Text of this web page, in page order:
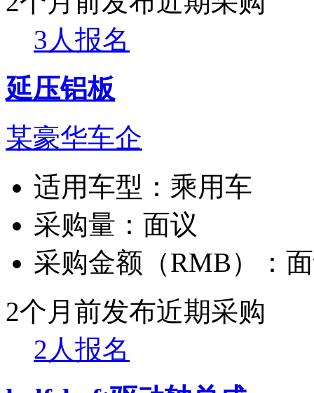
3人报名
延压铝板
某豪华车企
适用车型： 乘用车
采购量： 面议
采购金额（RMB）：
2个月前发布近期采购
2人报名